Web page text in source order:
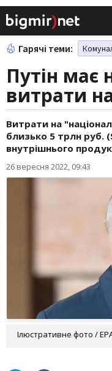
Гарячі теми:
Путін має
витрати
Витрати на
близько 5 трлн руб.
внутрішнього
26 вересня 2022, 09:43
Ілюстративне фото /